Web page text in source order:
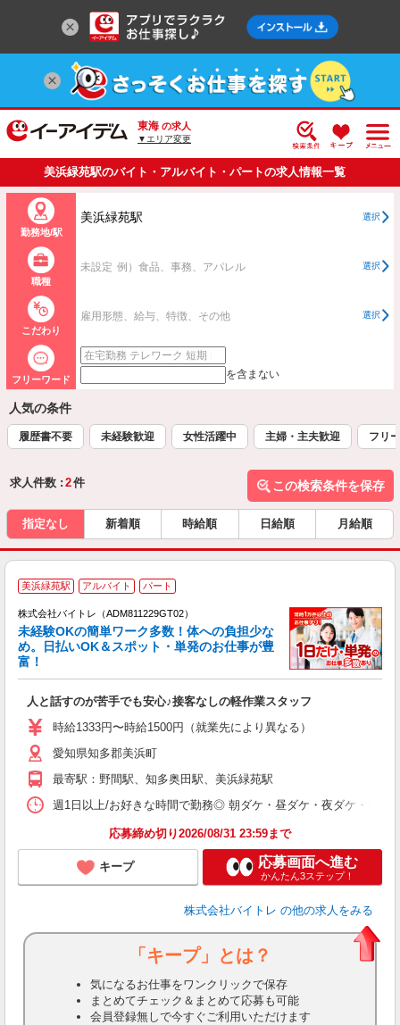
東海 の求人
▼エリア変更
美浜緑苑駅のバイト・アルバイト・パートの求人情報一覧
勤務地/駅
美浜緑苑駅 選択
職種
未設定 例）食品、事務、アパレル 選択
こだわり
雇用形態、給与、特徴、その他 選択
フリーワード を含まない
人気の条件
履歴書不要 未経験歓迎 女性活躍中 主婦・主夫歓迎 フリ
求人件数 : 2件 この検索条件を保存
指定なし 新着順 時給順 日給順 月給順
美浜緑苑駅 アルバイト パート
株式会社バイトレ（ADM811229GT02）
未経験OKの簡単ワーク多数！体への負担少な
め。日払いOK＆スポット・単発のお仕事が豊
富！
人と話すのが苦手でも安心♪接客なしの軽作業スタッフ
時給1333円〜時給1500円（就業先により異なる）
愛知県知多郡美浜町
最寄駅：野間駅、知多奥田駅、美浜緑苑駅
週1日以上/お好きな時間で勤務◎ 朝ダケ・昼ダケ・夜ダケ・夜
応募締め切り2026/08/31 23:59まで
キープ 応募画面へ進む
かんたん3ステップ！
株式会社バイトレ の他の求人をみる
「キープ」とは？
気になるお仕事をワンクリックで保存
まとめてチェック＆まとめて応募も可能
会員登録無しで今すぐご利用いただけます